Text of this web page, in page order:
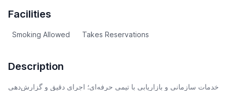
Facilities
Smoking Allowed Takes Reservations
Description
خدمات سازمانی و بازاریابی با تیمی حرفه‌ای؛ اجرای دقیق و گزارش‌دهی